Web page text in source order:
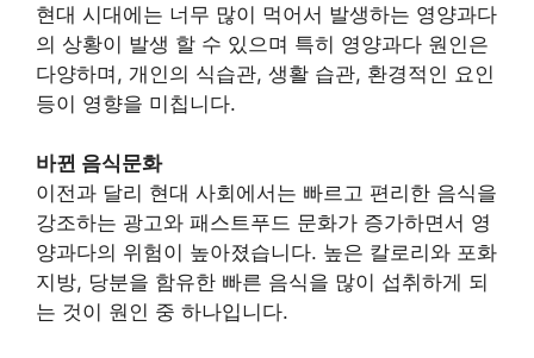
현대 시대에는 너무 많이 먹어서 발생하는 영양과다
의 상황이 발생 할 수 있으며 특히 영양과다 원인은
다양하며, 개인의 식습관, 생활 습관, 환경적인 요인
등이 영향을 미칩니다.
바뀐 음식문화
이전과 달리 현대 사회에서는 빠르고 편리한 음식을
강조하는 광고와 패스트푸드 문화가 증가하면서 영
양과다의 위험이 높아졌습니다. 높은 칼로리와 포화
지방, 당분을 함유한 빠른 음식을 많이 섭취하게 되
는 것이 원인 중 하나입니다.